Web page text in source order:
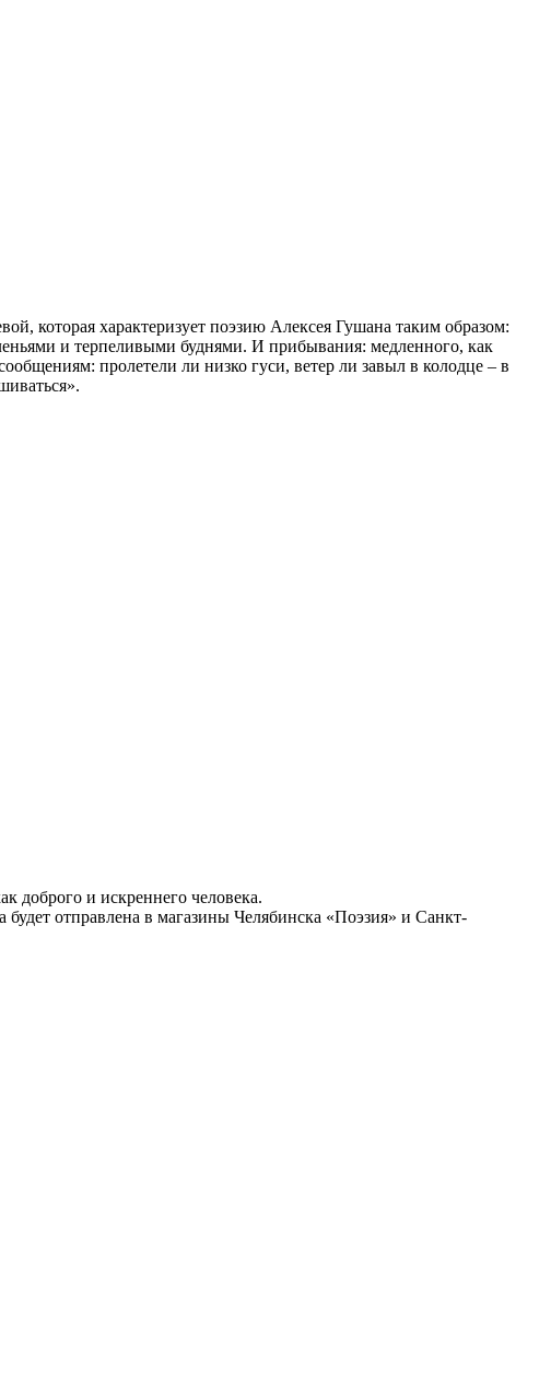
которая характеризует поэзию Алексея Гушана таким образом:
и терпеливыми буднями. И прибывания: медленного, как
пролетели ли низко гуси, ветер ли завыл в колодце – в
доброго и искреннего человека.
отправлена в магазины Челябинска «Поэзия» и Санкт-